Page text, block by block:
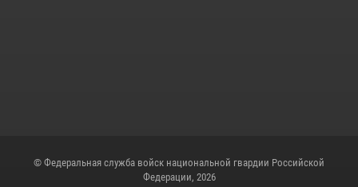
© Федеральная служба войск национальной гвардии Российской
Федерации, 2026